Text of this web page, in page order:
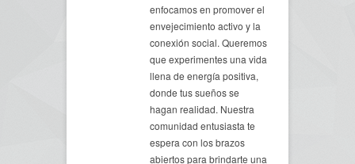
enfocamos en promover el
envejecimiento activo y la
conexión social. Queremos
que experimentes una vida
llena de energía positiva,
donde tus sueños se
hagan realidad. Nuestra
comunidad entusiasta te
espera con los brazos
abiertos para brindarte una